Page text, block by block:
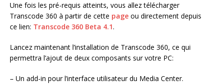
Une fois les pré-requis atteints, vous allez télécharger
Transcode 360 à partir de cette page ou directement depuis
ce lien: Transcode 360 Beta 4.1.
Lancez maintenant l’installation de Transcode 360, ce qui
permettra l’ajout de deux composants sur votre PC:
– Un add-in pour l’interface utilisateur du Media Center.